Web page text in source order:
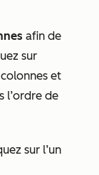
afin de
sur
et
l’ordre de
sur l’un